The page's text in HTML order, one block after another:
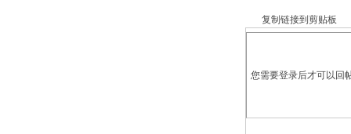
复制链接到剪贴板
您需要登录后才可以回